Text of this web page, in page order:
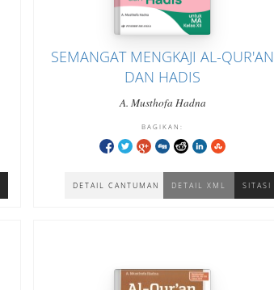
SEMANGAT MENGKAJI AL-QUR'AN
DAN HADIS
A. Musthofa Hadna
DETAIL CANTUMAN DETAIL XML SITASI
BAGIKAN: